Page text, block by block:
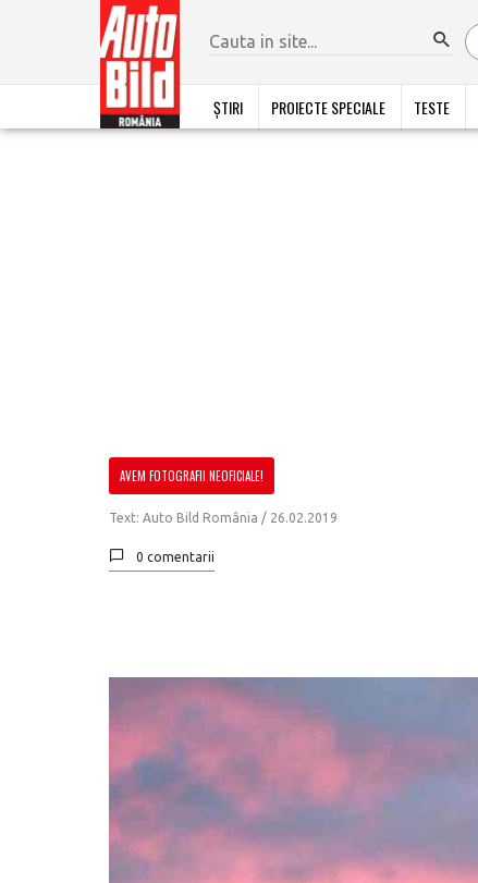
ȘTIRI PROIECTE SPECIALE TESTE
AVEM FOTOGRAFII NEOFICIALE!
Text: Auto Bild România / 26.02.2019
0 comentarii